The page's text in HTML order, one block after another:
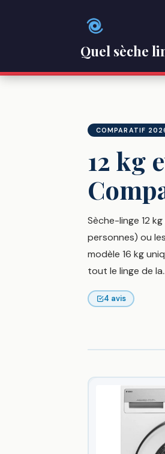
Quel sèche
COMPARATIF
12 kg
Sèche-linge 12
personnes) ou
modèle 16 kg
tout le linge de
4 avis